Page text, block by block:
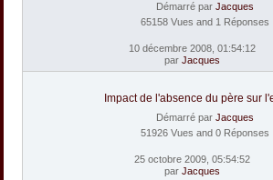
Démarré par Jacques
65158 Vues and 1 Réponses
10 décembre 2008, 01:54:12
par Jacques
Impact de l'absence du père sur
Démarré par Jacques
51926 Vues and 0 Réponses
25 octobre 2009, 05:54:52
par Jacques